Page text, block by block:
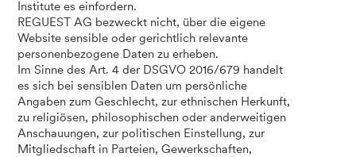
Institute es einfordern.
REGUEST AG bezweckt nicht, über die eigene
Website sensible oder gerichtlich relevante
personenbezogene Daten zu erheben.
Im Sinne des Art. 4 der DSGVO 2016/679 handelt
es sich bei sensiblen Daten um persönliche
Angaben zum Geschlecht, zur ethnischen Herkunft,
zu religiösen, philosophischen oder anderweitigen
Anschauungen, zur politischen Einstellung, zur
Mitgliedschaft in Parteien, Gewerkschaften,